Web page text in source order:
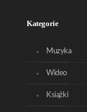
Kategorie
Muzyka
Wideo
Książki